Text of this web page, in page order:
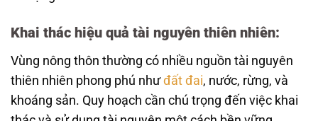
Khai thác hiệu quả tài nguyên thiên nhiên:
Vùng nông thôn thường có nhiều nguồn tài nguyên
thiên nhiên phong phú nhưđất đai, nước, rừng, và
khoáng sản. Quy hoạch cần chú trọng đến việc khai